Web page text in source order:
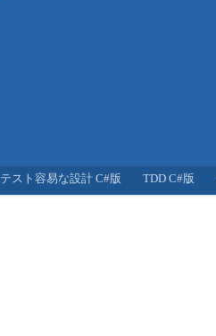
テスト容易な設計 C#版 TDD C#版